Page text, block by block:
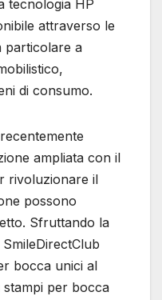
tecnologia HP
attraverso le
particolare a
di consumo.
ampliata con il
rivoluzionare il
possono
Sfruttando la
bocca unici al
stampi per bocca